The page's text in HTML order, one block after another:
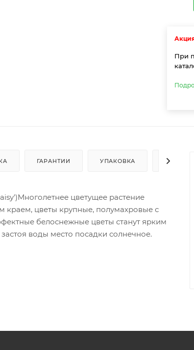
При
ГАРАНТИИ УПАКОВКА ЗАДАТЬ
цветущее растение
краем, цветы крупные, полумахровые с
белоснежные цветы станут ярким
воды место посадки солнечное.